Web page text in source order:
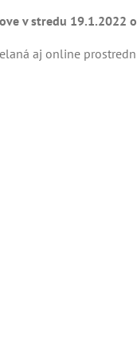
v stredu 19.1.2022
aj online